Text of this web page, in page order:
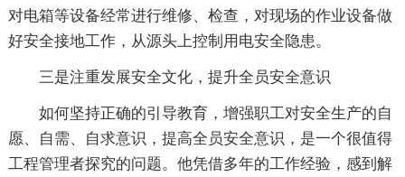
对电箱等设备经常进行维修、检查，对现场的作业设备做
好安全接地工作，从源头上控制用电安全隐患。
三是注重发展安全文化，提升全员安全意识
如何坚持正确的引导教育，增强职工对安全生产的自
愿、自需、自求意识，提高全员安全意识，是一个很值得
工程管理者探究的问题。他凭借多年的工作经验，感到解